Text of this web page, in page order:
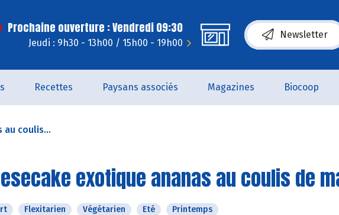
Prochaine ouverture : Vendredi 09:30
Jeudi : 9h30 - 13h00 / 15h00 - 19h00
Newsletter
(s’ouvre dans une
Recettes Paysans associés Magazines Biocoop
au coulis...
exotique ananas au coulis de
Flexitarien Végétarien Eté Printemps